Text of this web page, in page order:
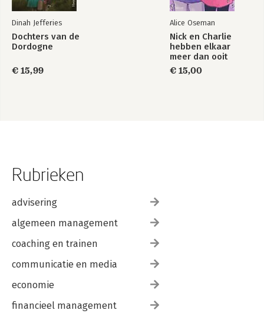
Dinah Jefferies
Dochters van de
Dordogne
€ 15,99
Alice Oseman
Nick en Charlie
hebben elkaar
meer dan ooit
nodig…
€ 15,00
Rubrieken
advisering
algemeen management
coaching en trainen
communicatie en media
economie
financieel management